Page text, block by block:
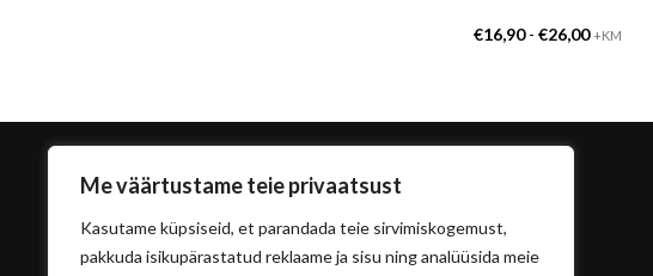
Me väärtustame teie privaatsust
Kasutame küpsiseid, et parandada teie sirvimiskogemust,
pakkuda isikupärastatud reklaame ja sisu ning analüüsida meie
€16,90- €26,00 +KM